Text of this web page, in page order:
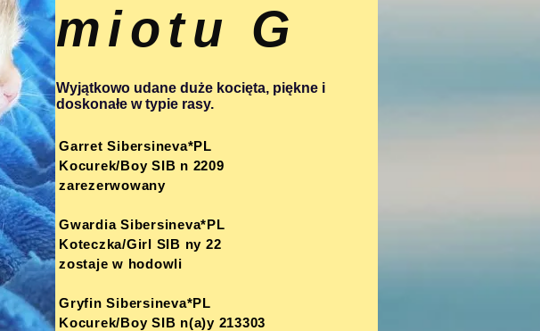
miotu G
Wyjątkowo udane duże kocięta, piękne i
doskonałe w typie rasy.
Garret Sibersineva*PL
Kocurek/Boy SIB n 2209
zarezerwowany
Gwardia Sibersineva*PL
Koteczka/Girl SIB ny 22
zostaje w hodowli
Gryfin Sibersineva*PL
Kocurek/Boy SIB n(a)y 213303